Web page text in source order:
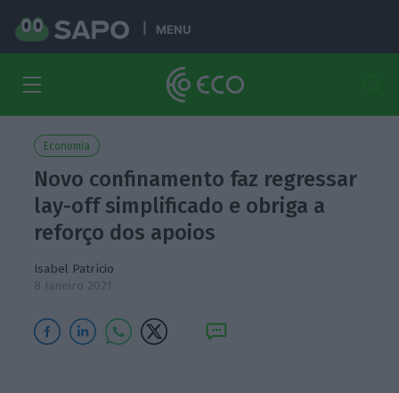
MENU
Economia
Novo confinamento faz regressar
lay-off simplificado e obriga a
reforço dos apoios
Isabel Patrício
8 Janeiro 2021